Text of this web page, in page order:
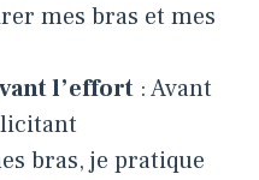
mes bras et mes
l’effort : Avant
bras, je pratique